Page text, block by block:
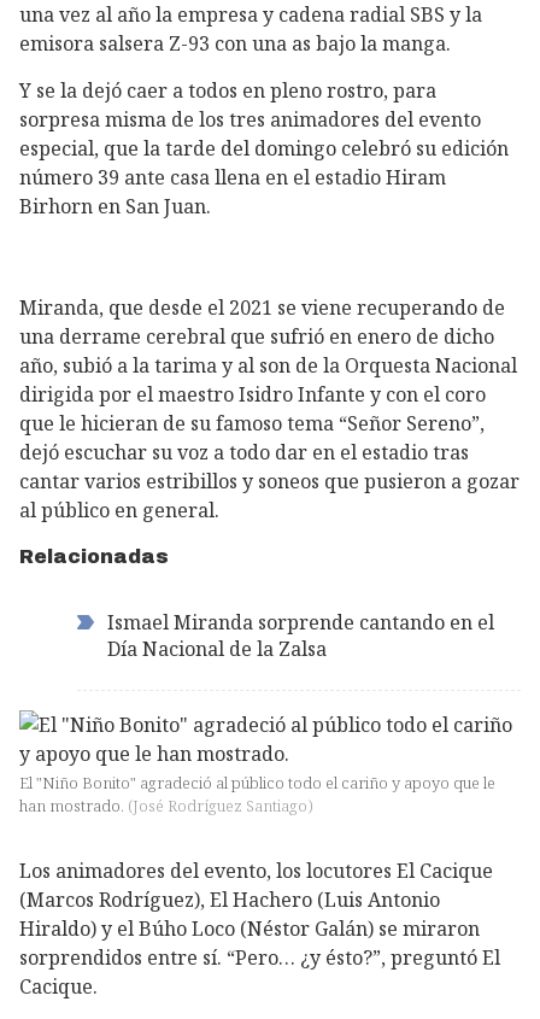
una vez al año la empresa y cadena radial SBS y la
emisora salsera Z-93 con una as bajo la manga.
Y se la dejó caer a todos en pleno rostro, para
sorpresa misma de los tres animadores del evento
especial, que la tarde del domingo celebró su edición
número 39 ante casa llena en el estadio Hiram
Birhorn en San Juan.
Miranda, que desde el 2021 se viene recuperando de
una derrame cerebral que sufrió en enero de dicho
año, subió a la tarima y al son de la Orquesta Nacional
dirigida por el maestro Isidro Infante y con el coro
que le hicieran de su famoso tema “Señor Sereno”,
dejó escuchar su voz a todo dar en el estadio tras
cantar varios estribillos y soneos que pusieron a gozar
al público en general.
Relacionadas
Ismael Miranda sorprende cantando en el
Día Nacional de la Zalsa
El "Niño Bonito" agradeció al público todo el cariño y apoyo que le
han mostrado. (José Rodríguez Santiago)
Los animadores del evento, los locutores El Cacique
(Marcos Rodríguez), El Hachero (Luis Antonio
Hiraldo) y el Búho Loco (Néstor Galán) se miraron
sorprendidos entre sí. “Pero… ¿y ésto?”, preguntó El
Cacique.